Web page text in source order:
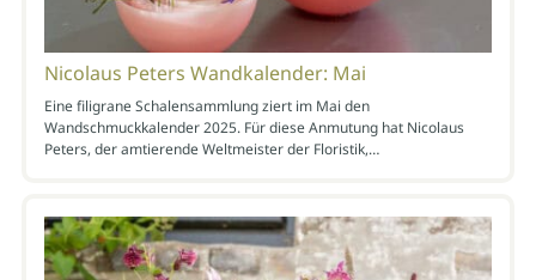
Nicolaus Peters Wandkalender: Mai
Eine filigrane Schalensammlung ziert im Mai den
Wandschmuckkalender 2025. Für diese Anmutung hat Nicolaus
Peters, der amtierende Weltmeister der Floristik,…